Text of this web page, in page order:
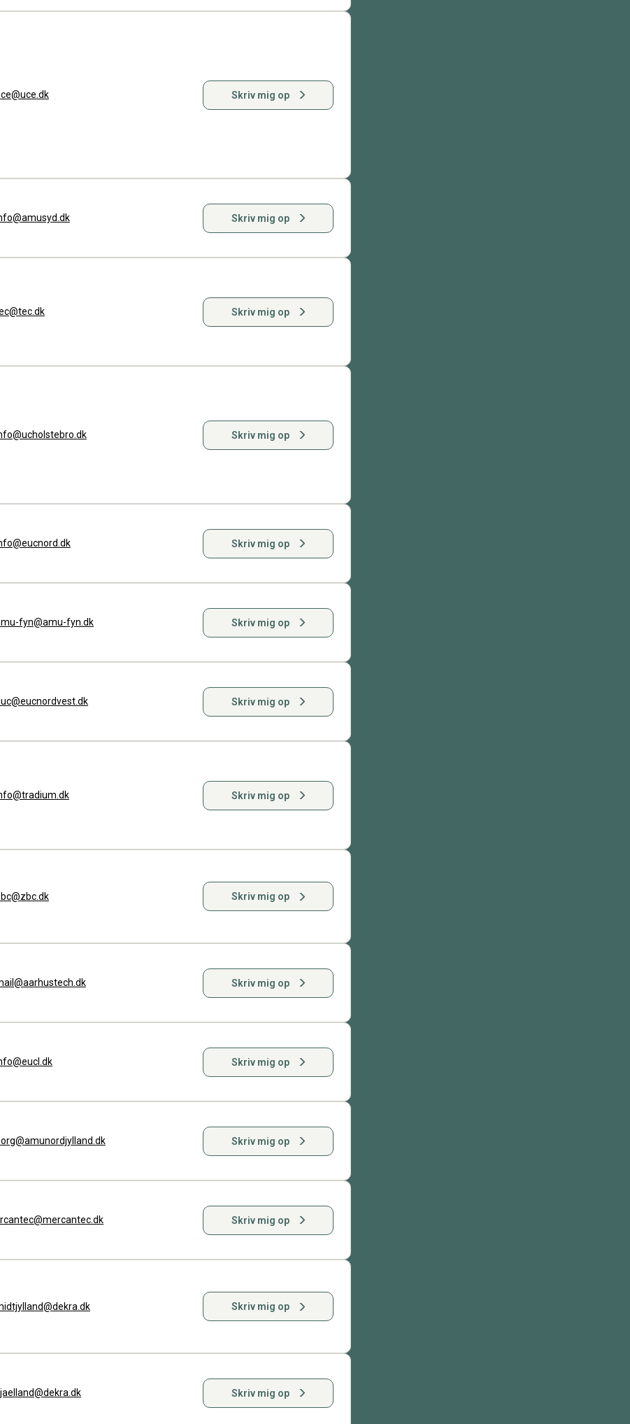
Skriv mig op
Skriv mig op
Skriv mig op
Skriv mig op
Skriv mig op
fyn@amu-fyn.dk Skriv mig op
Skriv mig op
Skriv mig op
Skriv mig op
Skriv mig op
Skriv mig op
Skriv mig op
Skriv mig op
Skriv mig op
Skriv mig op